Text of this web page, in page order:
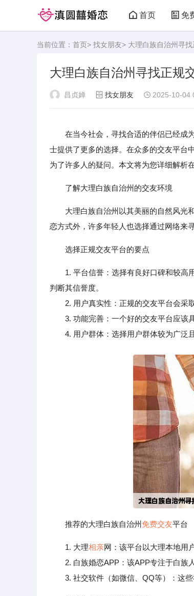
首页 免
当前位置： 首页> 找女朋友> 大理白族自治州寻
大理白族自治州寻找正规
昌贞婵 找女朋友 2025-10-04
在当今社会，寻找合适的伴侣已经成
士提供了更多的选择。在众多的交友平台
为了许多人的疑问。本文将为您详细解析
了解大理白族自治州的交友环境
大理白族自治州以其美丽的自然风光
恋方式外，许多年轻人也选择通过网络来
选择正规交友平台的要点
1. 平台信誉：选择有良好口碑和较高
判断其信誉度。
2. 用户真实性：正规的交友平台会采取
3. 功能完善：一个好的交友平台应该具
4. 用户群体：选择用户群体较为广泛且
推荐的大理白族自治州免费交友平台
1. 大理相亲网：该平台以大理本地用
2. 白族婚恋APP：该APP专注于白族人
3. 社交软件（如微信、QQ等）：这些